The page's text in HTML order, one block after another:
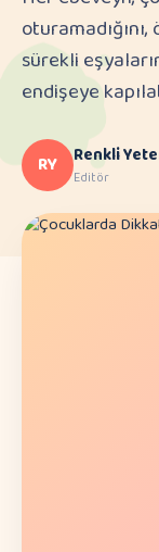
sürekli
endişeye
RY Renkli
Editör